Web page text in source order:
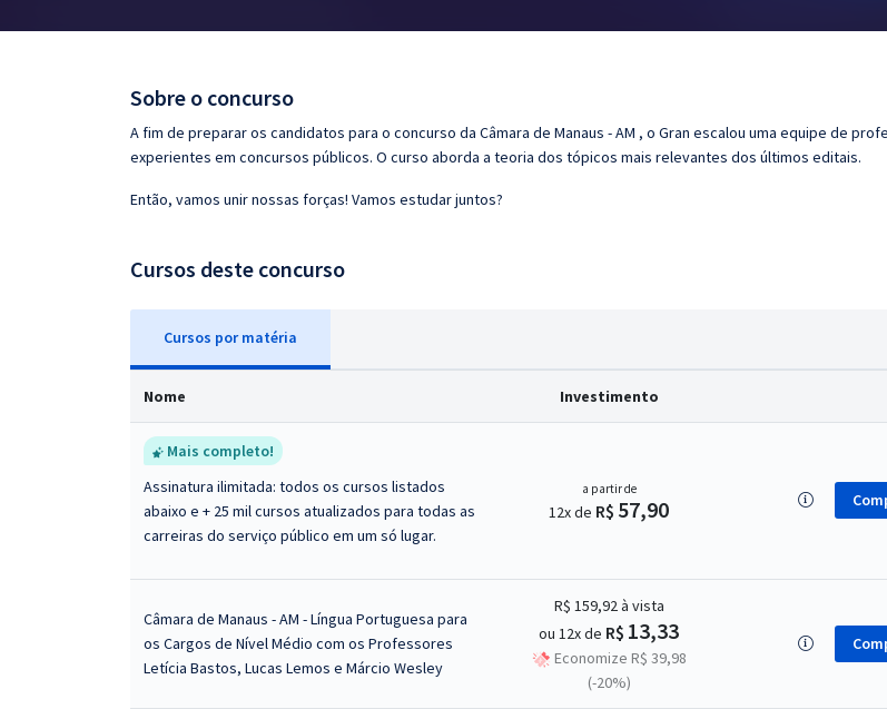
Conteúdo gratuito
Sobre o concurso
A fim de preparar os candidatos para o concurso da Câmara de Manaus - AM , o Gran escalou uma equipe de
experientes em concursos públicos. O curso aborda a teoria dos tópicos mais relevantes dos últimos editais.
Então, vamos unir nossas forças! Vamos estudar juntos?
Cursos deste concurso
Cursos por matéria
Nome Investimento
Mais completo!
Assinatura ilimitada: todos os cursos listados
abaixo e + 25 mil cursos atualizados para todas as
carreiras do serviço público em um só lugar.
a partir de
12x de R$ 57,90
Câmara de Manaus - AM - Língua Portuguesa para
os Cargos de Nível Médio com os Professores
Letícia Bastos, Lucas Lemos e Márcio Wesley
R$ 159,92à vista
ou 12x de R$ 13,33
Economize R$ 39,98
(-20%)